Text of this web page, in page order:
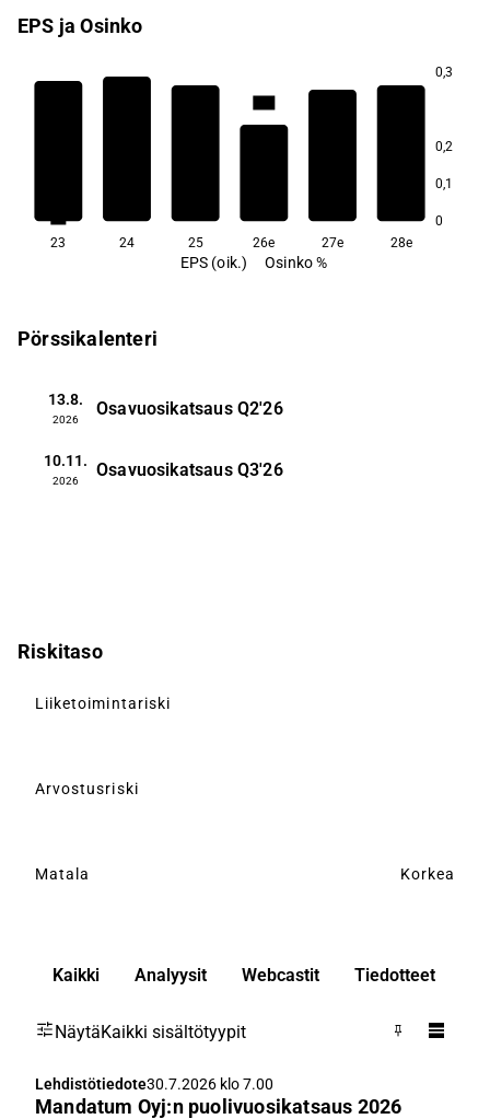
EPS ja Osinko
0,3
0,2
0,1
0
23 24 25 26e 27e 28e
EPS (oik.) Osinko %
Pörssikalenteri
13.8.
2026
Osavuosikatsaus Q2'26
10.11.
2026
Osavuosikatsaus Q3'26
Riskitaso
Liiketoimintariski
Arvostusriski
Matala Korkea
Kaikki Analyysit Webcastit Tiedotteet
NäytäKaikki sisältötyypit
Lehdistötiedote30.7.2026 klo 7.00
Mandatum Oyj:n puolivuosikatsaus 2026